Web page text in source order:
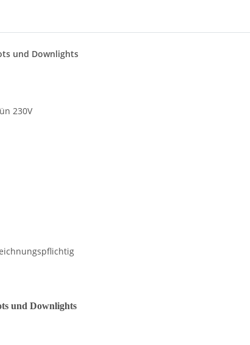
und Downlights
230V
und Downlights